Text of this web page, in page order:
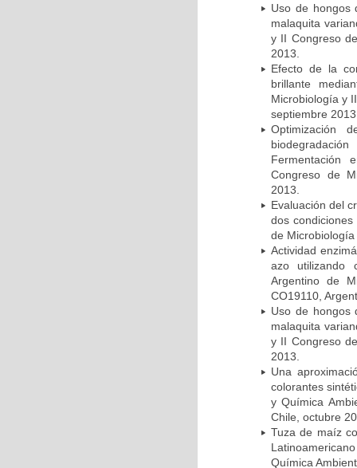
Uso de hongos
malaquita
y II Congreso
2013.
Efecto de la
brillante
Microbiología y
septiembre
Optimización
Fermentación
Congreso de
2013.
Evaluación del
dos
de
Actividad
azo utilizando
Argentino de
CO19110,
Uso de hongos
malaquita
y II Congreso
2013.
Una
colorantes
y Química
Chile, octubre
Tuza de maíz
Química